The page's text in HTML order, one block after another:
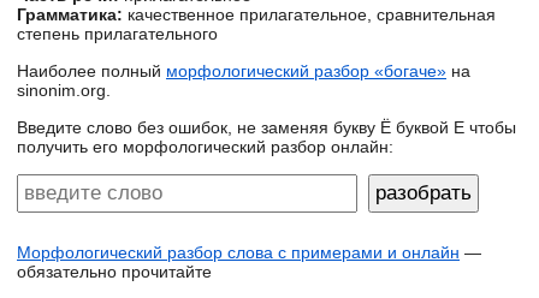
Грамматика: качественное прилагательное, сравнительная
степень прилагательного
Наиболее полный морфологический разбор «богаче» на
sinonim.org.
Введите слово без ошибок, не заменяя букву Ё буквой Е чтобы
получить его морфологический разбор онлайн:
Морфологический разбор слова с примерами и онлайн —
обязательно прочитайте